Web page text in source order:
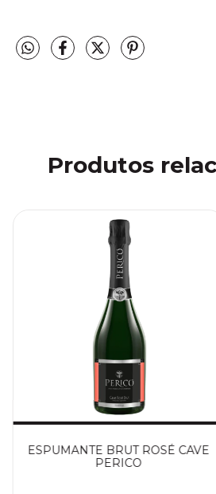
Produtos
ESPUMANTE BRUT ROSÉ CAVE
PERICO